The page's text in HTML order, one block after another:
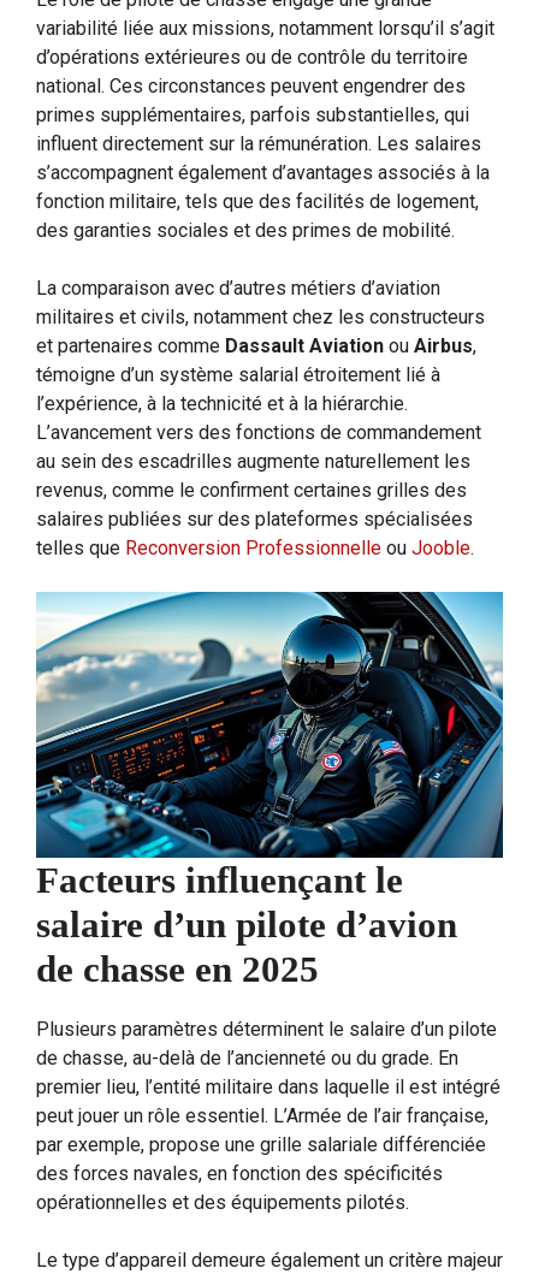
variabilité liée aux missions, notamment lorsqu’il s’agit
d’opérations extérieures ou de contrôle du territoire
national. Ces circonstances peuvent engendrer des
primes supplémentaires, parfois substantielles, qui
influent directement sur la rémunération. Les salaires
s’accompagnent également d’avantages associés à la
fonction militaire, tels que des facilités de logement,
des garanties sociales et des primes de mobilité.
La comparaison avec d’autres métiers d’aviation
militaires et civils, notamment chez les constructeurs
et partenaires comme Dassault Aviation ou Airbus,
témoigne d’un système salarial étroitement lié à
l’expérience, à la technicité et à la hiérarchie.
L’avancement vers des fonctions de commandement
au sein des escadrilles augmente naturellement les
revenus, comme le confirment certaines grilles des
salaires publiées sur des plateformes spécialisées
telles que Reconversion Professionnelle ou Jooble.
Facteurs influençant le
salaire d’un pilote d’avion
de chasse en 2025
Plusieurs paramètres déterminent le salaire d’un pilote
de chasse, au-delà de l’ancienneté ou du grade. En
premier lieu, l’entité militaire dans laquelle il est intégré
peut jouer un rôle essentiel. L’Armée de l’air française,
par exemple, propose une grille salariale différenciée
des forces navales, en fonction des spécificités
opérationnelles et des équipements pilotés.
Le type d’appareil demeure également un critère majeur